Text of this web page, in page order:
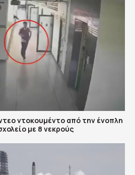
ντοκουμέντο από την ένοπλη
με 8 νεκρούς